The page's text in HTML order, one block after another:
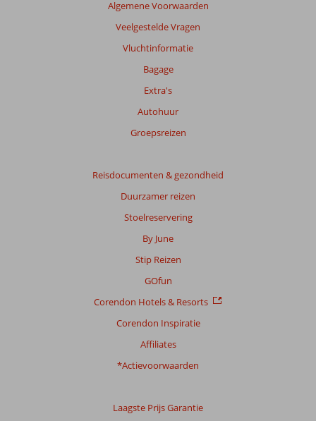
Algemene Voorwaarden
Veelgestelde Vragen
Vluchtinformatie
Bagage
Extra's
Autohuur
Groepsreizen
Reisdocumenten & gezondheid
Duurzamer reizen
Stoelreservering
By June
Stip Reizen
GOfun
Corendon Hotels & Resorts
Corendon Inspiratie
Affiliates
*Actievoorwaarden
Laagste Prijs Garantie